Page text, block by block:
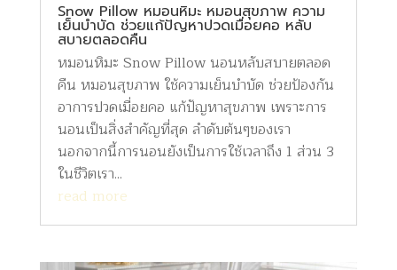
Snow Pillow หมอนหิมะ หมอนสุขภาพ ความ
เย็นบำบัด ช่วยแก้ปัญหาปวดเมื่อยคอ หลับ
สบายตลอดคืน
หมอนหิมะ Snow Pillow นอนหลับสบายตลอด
คืน หมอนสุขภาพ ใช้ความเย็นบำบัด ช่วยป้องกัน
อาการปวดเมื่อยคอ แก้ปัญหาสุขภาพ เพราะการ
นอนเป็นสิ่งสำคัญที่สุด ลำดับต้นๆของเรา
นอกจากนี้การนอนยังเป็นการใช้เวลาถึง 1 ส่วน 3
ในชีวิตเรา...
read more